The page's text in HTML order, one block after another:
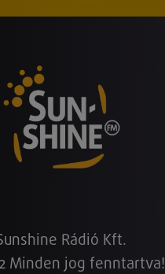
Rádió Kft.
Minden jog fenntartva!